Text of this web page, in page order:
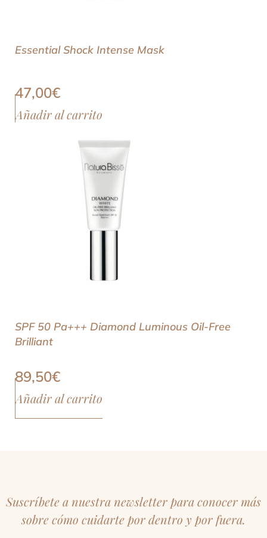
Essential Shock Intense Mask
47,00€
Añadir al carrito
SPF 50 Pa+++ Diamond Luminous Oil-Free
Brilliant
89,50€
Añadir al carrito
Suscríbete a nuestra newsletter para conocer más
sobre cómo cuidarte por dentro y por fuera.